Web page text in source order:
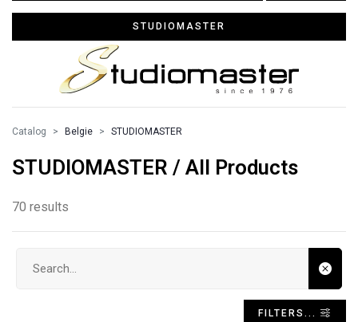
STUDIOMASTER
Catalog Belgie STUDIOMASTER
STUDIOMASTER / All Products
70 results
FILTERS...